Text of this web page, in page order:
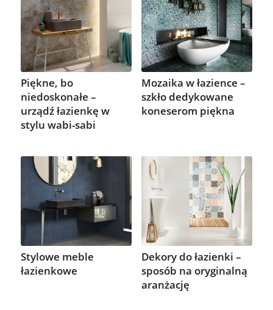
Piękne, bo
niedoskonałe –
urządź łazienkę w
stylu wabi-sabi
Mozaika w łazience –
szkło dedykowane
koneserom piękna
Stylowe meble
łazienkowe
Dekory do łazienki –
sposób na oryginalną
aranżację